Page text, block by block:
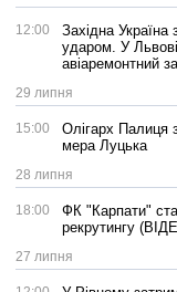
12:00
Західна Україна
ударом. У
авіаремонтний
29 липня
15:00
Олігарх Палиця
мера Луцька
28 липня
18:00
ФК "Карпати"
рекрутингу
27 липня